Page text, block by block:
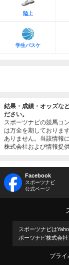
陸上
学生バスケ
結果・成績・オッズな
ださい。
スポーツナビの競馬コ
は万全を期しておりま
ありません。当該情報
株式会社および情報提
Facebook
スポーツナビ
公式ページ
スポーツナビは
ポーツナビ株式会社
プラ